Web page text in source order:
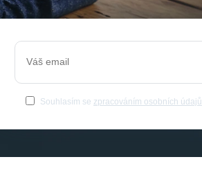
Souhlasím se zpracováním osobních údajů